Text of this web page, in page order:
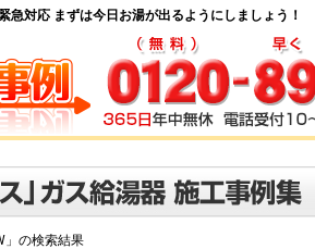
対応 まずは今日お湯が出るようにしましょう！
」の検索結果